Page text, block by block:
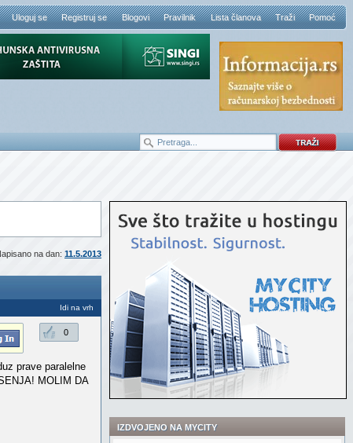
Uloguj se Registruj se Blogovi Pravilnik Lista članova Traži Pomoć
na dan: 11.5.2013
Idi na vrh
0
prave paralelne
MOLIM DA
IZDVOJENO NA MYCITY